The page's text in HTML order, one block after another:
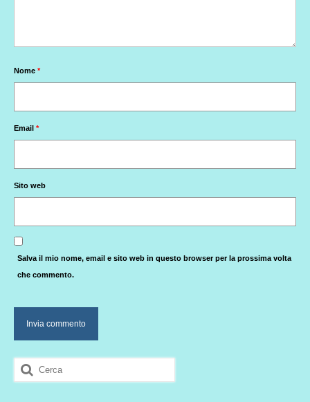
Nome *
Email *
Sito web
Salva il mio nome, email e sito web in questo browser per la prossima volta
che commento.
Cerca: